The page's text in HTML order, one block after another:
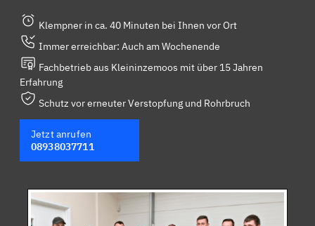
Klempner in ca. 40 Minuten bei Ihnen vor Ort
Immer erreichbar: Auch am Wochenende
Fachbetrieb aus Kleininzemoos mit über 15 Jahren
Erfahrung
Schutz vor erneuter Verstopfung und Rohrbruch
Jetzt anrufen
08938037711